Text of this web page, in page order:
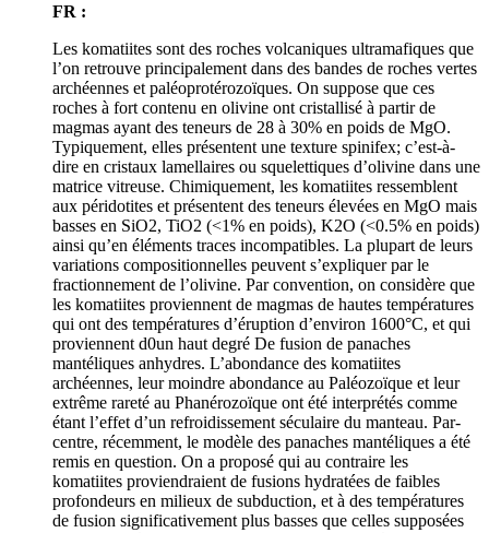
FR :
Les komatiites sont des roches volcaniques ultramafiques que
l’on retrouve principalement dans des bandes de roches vertes
archéennes et paléoprotérozoïques. On suppose que ces
roches à fort contenu en olivine ont cristallisé à partir de
magmas ayant des teneurs de 28 à 30% en poids de MgO.
Typiquement, elles présentent une texture spinifex; c’est-à-
dire en cristaux lamellaires ou squelettiques d’olivine dans une
matrice vitreuse. Chimiquement, les komatiites ressemblent
aux péridotites et présentent des teneurs élevées en MgO mais
basses en SiO2, TiO2 (<1% en poids), K2O (<0.5% en poids)
ainsi qu’en éléments traces incompatibles. La plupart de leurs
variations compositionnelles peuvent s’expliquer par le
fractionnement de l’olivine. Par convention, on considère que
les komatiites proviennent de magmas de hautes températures
qui ont des températures d’éruption d’environ 1600°C, et qui
proviennent d0un haut degré De fusion de panaches
mantéliques anhydres. L’abondance des komatiites
archéennes, leur moindre abondance au Paléozoïque et leur
extrême rareté au Phanérozoïque ont été interprétés comme
étant l’effet d’un refroidissement séculaire du manteau. Par-
centre, récemment, le modèle des panaches mantéliques a été
remis en question. On a proposé qui au contraire les
komatiites proviendraient de fusions hydratées de faibles
profondeurs en milieux de subduction, et à des températures
de fusion significativement plus basses que celles supposées